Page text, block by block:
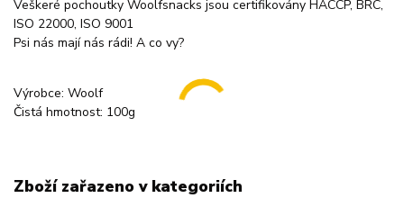
Veškeré pochoutky Woolfsnacks jsou certifikovány HACCP, BRC,
ISO 22000, ISO 9001
Psi nás mají nás rádi! A co vy?
Výrobce: Woolf
Čistá hmotnost: 100g
Zboží zařazeno v kategoriích